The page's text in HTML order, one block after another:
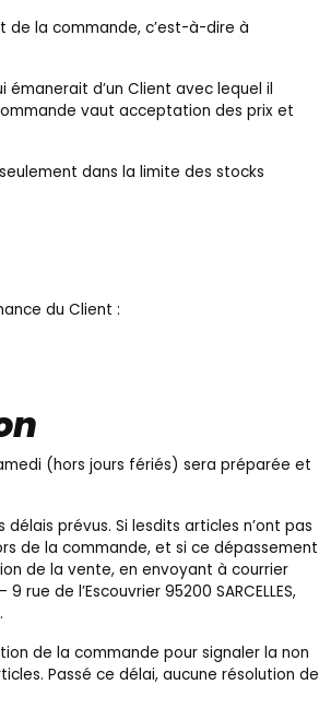
de la commande, c’est-à-dire à
d’un Client avec lequel il
vaut acceptation des prix et
dans la limite des stocks
du Client :
(hors jours fériés) sera préparée et
prévus. Si lesdits articles n’ont pas
de la commande, et si ce dépassement
de la vente, en envoyant à courrier
de l’Escouvrier 95200 SARCELLES,
de la commande pour signaler la non
Passé ce délai, aucune résolution de